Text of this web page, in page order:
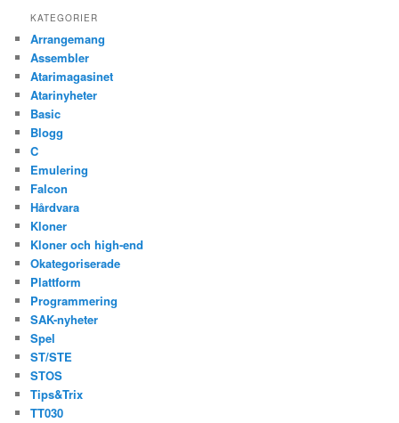
KATEGORIER
Arrangemang
Assembler
Atarimagasinet
Atarinyheter
Basic
Blogg
C
Emulering
Falcon
Hårdvara
Kloner
Kloner och high-end
Okategoriserade
Plattform
Programmering
SAK-nyheter
Spel
ST/STE
STOS
Tips&Trix
TT030